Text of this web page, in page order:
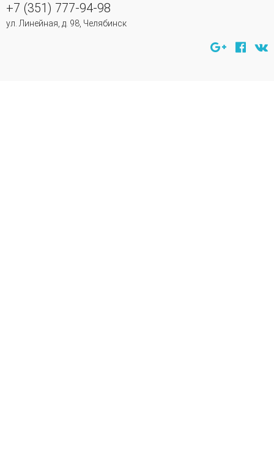
+7 (351) 777-94-98
ул. Линейная, д. 98, Челябинск